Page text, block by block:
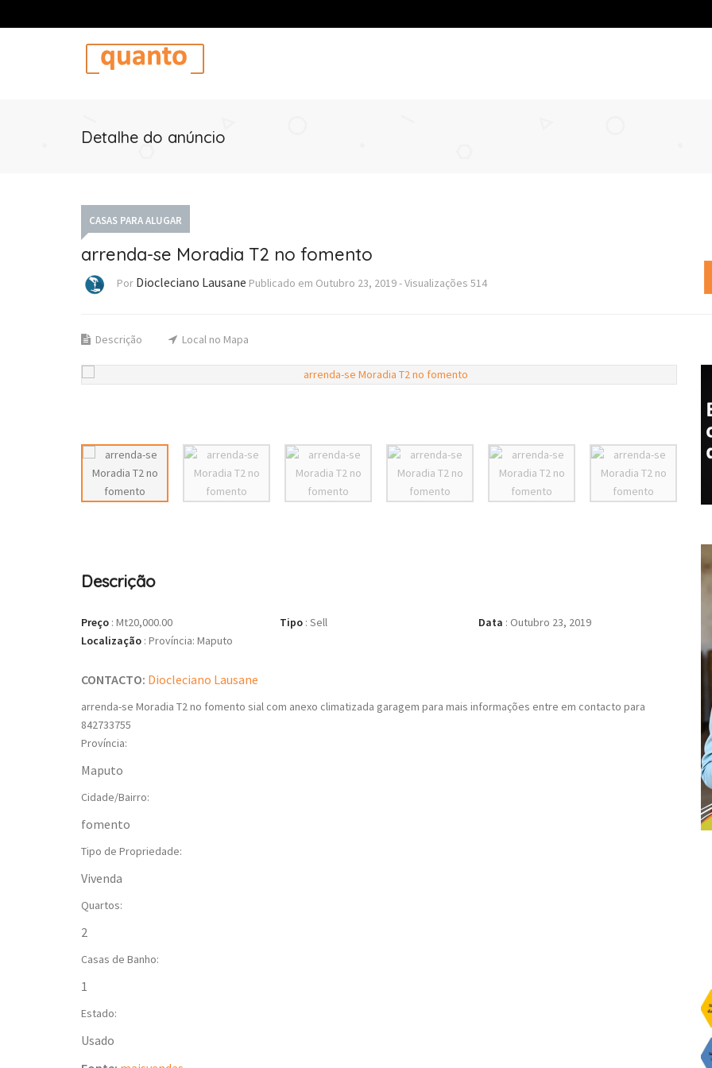
Detalhe do anúncio
CASAS PARA ALUGAR
arrenda-se Moradia T2 no fomento
Por Diocleciano Lausane Publicado em Outubro 23, 2019-Visualizações 514
Descrição Local no Mapa
Descrição
Preço : Mt20,000.00 Tipo : Sell Data : Outubro 23, 2019
Localização : Província: Maputo
CONTACTO: Diocleciano Lausane
arrenda-se Moradia T2 no fomento sial com anexo climatizada garagem para mais informações entre em contacto para
842733755
Província:
Maputo
Cidade/Bairro:
fomento
Tipo de Propriedade:
Vivenda
Quartos:
2
Casas de Banho:
1
Estado:
Usado